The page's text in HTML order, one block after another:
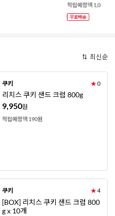
적립예정액 1,080원
최신순
쿠키 ★0
리치스 쿠키 샌드 크럼 800g
9,950원
적립예정액 190원
쿠키 ★4
[BOX] 리치스 쿠키 샌드 크럼 800
g x 10개